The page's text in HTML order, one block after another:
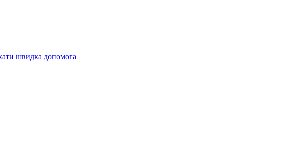
швидка допомога